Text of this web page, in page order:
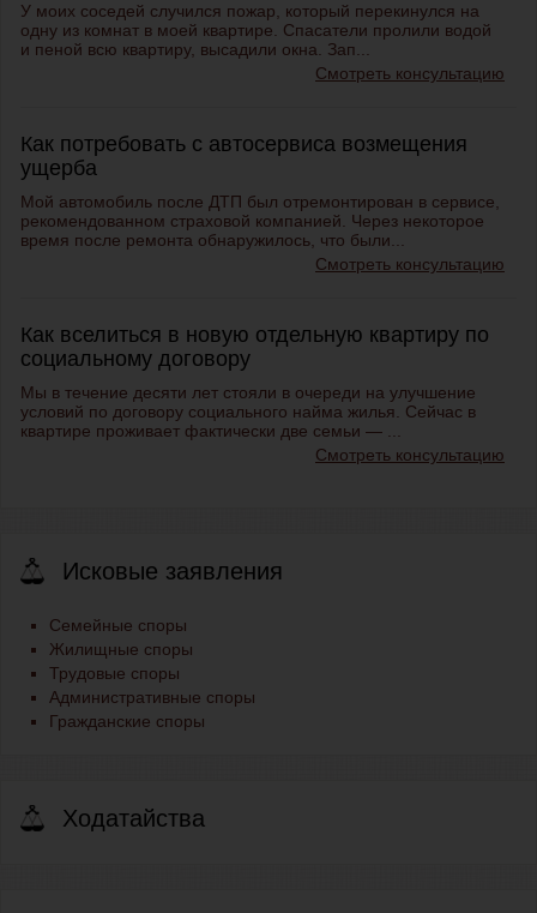
У моих соседей случился пожар, который перекинулся на
одну из комнат в моей квартире. Спасатели пролили водой
и пеной всю квартиру, высадили окна. Зап...
Смотреть консультацию
Как потребовать с автосервиса возмещения
ущерба
Мой автомобиль после ДТП был отремонтирован в сервисе,
рекомендованном страховой компанией. Через некоторое
время после ремонта обнаружилось, что были...
Смотреть консультацию
Как вселиться в новую отдельную квартиру по
социальному договору
Мы в течение десяти лет стояли в очереди на улучшение
условий по договору социального найма жилья. Сейчас в
квартире проживает фактически две семьи — ...
Смотреть консультацию
Исковые заявления
Семейные споры
Жилищные споры
Трудовые споры
Административные споры
Гражданские споры
Ходатайства